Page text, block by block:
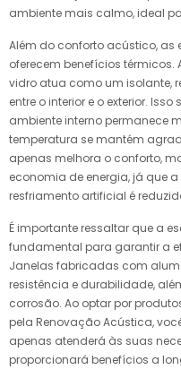
ambiente mais calmo, ideal
Além do conforto acústico,
oferecem benefícios
vidro atua como um isolante,
entre o interior e o exterior.
ambiente interno permanece
temperatura se mantém
apenas melhora o conforto,
economia de energia, já que
resfriamento artificial é
É importante ressaltar que a
fundamental para garantir a
Janelas fabricadas com
resistência e durabilidade,
corrosão. Ao optar por
pela Renovação Acústica,
apenas atenderá às suas
proporcionará benefícios a